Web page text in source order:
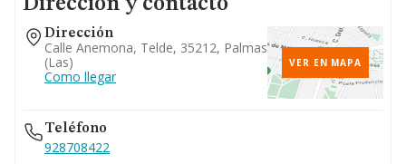
Dirección y contacto
Dirección
Calle Anemona, Telde, 35212, Palmas
(las)
Como llegar
VER EN MAPA
Teléfono
928708422